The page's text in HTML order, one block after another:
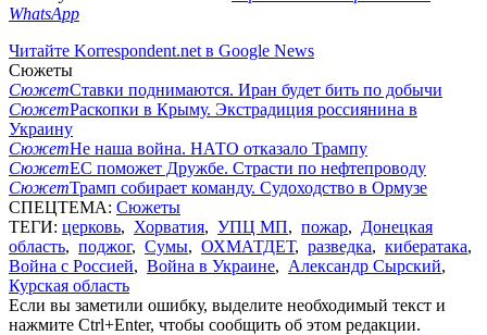
WhatsApp
Читайте Korrespondent.net в Google News
Сюжеты
СюжетСтавки поднимаются. Иран будет бить по добычи
СюжетРаскопки в Крыму. Экстрадиция россиянина в
Украину
СюжетНе наша война. НАТО отказало Трампу
СюжетЕС поможет Дружбе. Страсти по нефтепроводу
СюжетТрамп собирает команду. Судоходство в Ормузе
СПЕЦТЕМА: Сюжеты
ТЕГИ: церковь, Хорватия, УПЦ МП, пожар, Донецкая
область, поджог, Сумы, ОХМАТДЕТ, разведка, кибератака,
Война с Россией, Война в Украине, Александр Сырский,
Курская область
Если вы заметили ошибку, выделите необходимый текст и
нажмите Ctrl+Enter, чтобы сообщить об этом редакции.